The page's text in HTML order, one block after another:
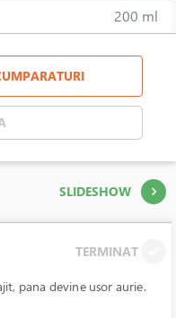
200 ml
SLIDESHOW
TERMINAT
pana devine usor aurie.